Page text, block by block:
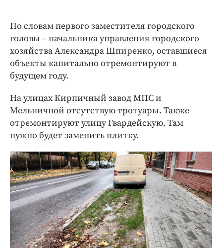
По словам первого заместителя городского
головы – начальника управления городского
хозяйства Александра Шпиренко, оставшиеся
объекты капитально отремонтируют в
будущем году.
На улицах Кирпичный завод МПС и
Мельничной отсутствую тротуары. Также
отремонтируют улицу Гвардейскую. Там
нужно будет заменить плитку.